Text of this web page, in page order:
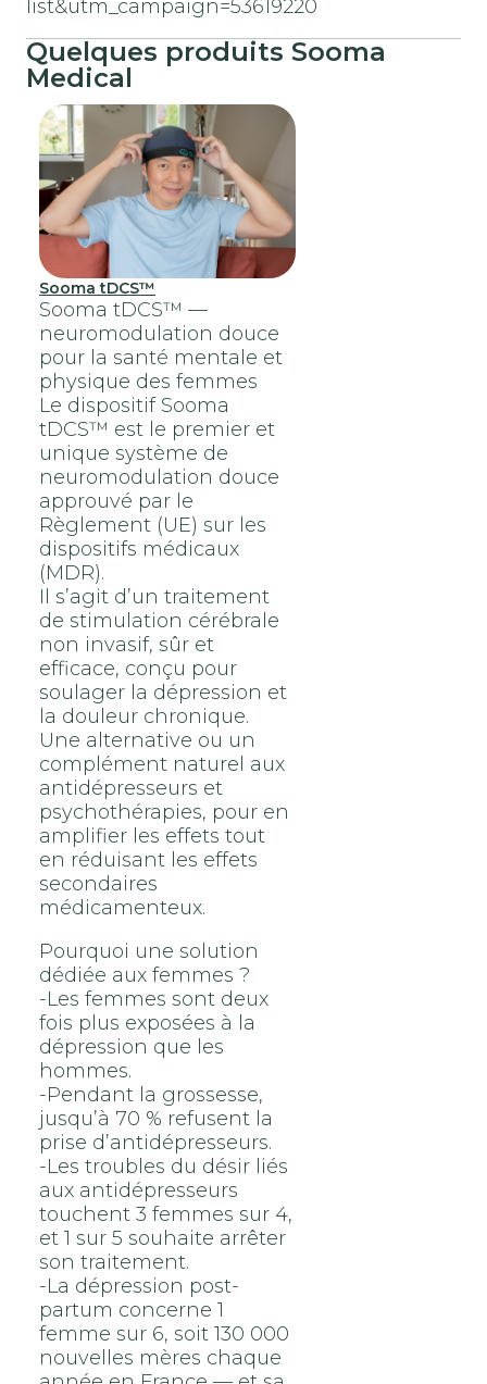
list&utm_campaign=53619220
Quelques produits Sooma
Medical
Sooma tDCS™
Sooma tDCS™ —
neuromodulation douce
pour la santé mentale et
physique des femmes
Le dispositif Sooma
tDCS™ est le premier et
unique système de
neuromodulation douce
approuvé par le
Règlement (UE) sur les
dispositifs médicaux
(MDR).
Il s’agit d’un traitement
de stimulation cérébrale
non invasif, sûr et
efficace, conçu pour
soulager la dépression et
la douleur chronique.
Une alternative ou un
complément naturel aux
antidépresseurs et
psychothérapies, pour en
amplifier les effets tout
en réduisant les effets
secondaires
médicamenteux.
Pourquoi une solution
dédiée aux femmes ?
-Les femmes sont deux
fois plus exposées à la
dépression que les
hommes.
-Pendant la grossesse,
jusqu’à 70 % refusent la
prise d’antidépresseurs.
-Les troubles du désir liés
aux antidépresseurs
touchent 3 femmes sur 4,
et 1 sur 5 souhaite arrêter
son traitement.
-La dépression post-
partum concerne 1
femme sur 6, soit 130 000
nouvelles mères chaque